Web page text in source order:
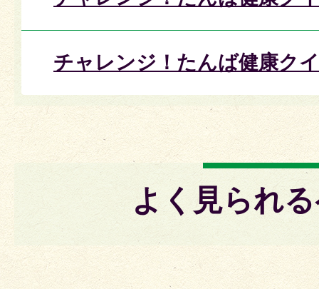
チャレンジ！たんば健康ク
よく見られ